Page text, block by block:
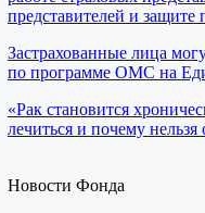
представителей и защите
Застрахованные лица
по программе ОМС на
«Рак становится
лечиться и почему нельзя
Новости Фонда